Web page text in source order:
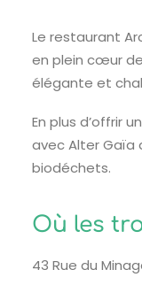
Le restaurant
en plein cœur de
élégante et
En plus d’offrir
avec Alter Gaïa
biodéchets.
Où les
43 Rue du